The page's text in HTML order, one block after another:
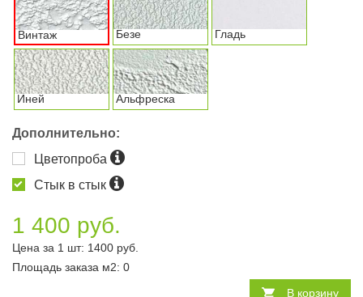
Винтаж Безе Гладь
Иней Альфреска
Дополнительно:
Цветопроба
Стык в стык
1 400 руб.
Цена за 1 шт: 1400 руб.
Площадь заказа м2: 0
В корзину